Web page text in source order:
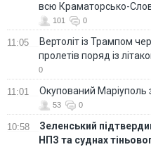
всю Краматорсько-
101 0
11:05
Вертоліт із Трампом
пролетів поряд із
0
11:01 Окупований Маріуполь
53 0
10:58
Зеленський
НПЗ та суднах